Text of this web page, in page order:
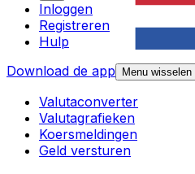
Inloggen
Registreren
Hulp
Download de app
Menu wisselen
Valutaconverter
Valutagrafieken
Koersmeldingen
Geld versturen